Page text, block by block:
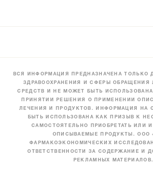
ВСЯ ИНФОРМАЦИЯ ПРЕДНАЗНАЧЕНА ТОЛЬКО
ЗДРАВООХРАНЕНИЯ И СФЕРЫ ОБРАЩЕНИЯ
СРЕДСТВ И НЕ МОЖЕТ БЫТЬ
ПРИНЯТИИ РЕШЕНИЯ О ПРИМЕНЕНИИ
ЛЕЧЕНИЯ И ПРОДУКТОВ. ИНФОРМАЦИЯ НА
БЫТЬ ИСПОЛЬЗОВАНА КАК ПРИЗЫВ К
САМОСТОЯТЕЛЬНО ПРИОБРЕТАТЬ ИЛИ
ОПИСЫВАЕМЫЕ ПРОДУКТЫ. ООО
ФАРМАКОЭКОНОМИЧЕСКИХ
ОТВЕТСТВЕННОСТИ ЗА СОДЕРЖАНИЕ И
РЕКЛАМНЫХ МАТЕРИАЛОВ.